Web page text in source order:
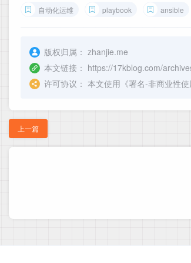
自动化运维 playbook ansible
版权归属： zhanjie.me
本文链接： https://17kblog.com/
许可协议： 本文使用《署名-非商业性
上一篇